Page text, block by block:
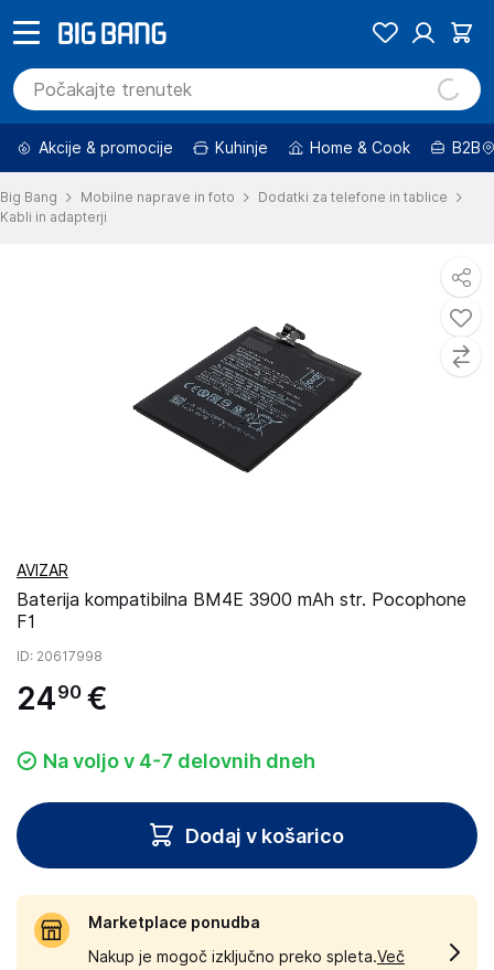
Akcije & promocije Kuhinje Home & Cook B2B
Big Bang Mobilne naprave in foto
Dodatki za telefone in tablice
Kabli in adapterji
AVIZAR
Baterija kompatibilna BM4E 3900 mAh str. Pocophone
F1
ID: 20617998
2490 €
Na voljo v 4-7 delovnih dneh
Dodaj v košarico
Marketplace ponudba
Nakup je mogoč izključno preko spleta.Več